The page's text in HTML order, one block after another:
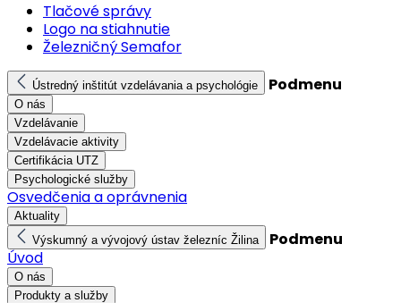
Tlačové správy
Logo na stiahnutie
Železničný Semafor
Ústredný inštitút vzdelávania a psychológie Podmenu
O nás
Vzdelávanie
Vzdelávacie aktivity
Certifikácia UTZ
Psychologické služby
Osvedčenia a oprávnenia
Aktuality
Výskumný a vývojový ústav železníc Žilina
Podmenu
Úvod
O nás
Produkty a služby